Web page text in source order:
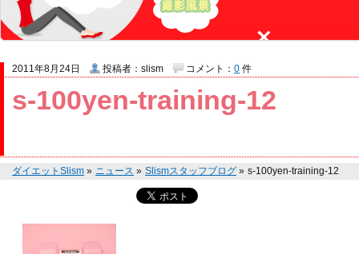
s-100yen-training-12
2011年8月24日 投稿者：slism コメント： 0 件
ダイエットSlism » ニュース » Slismスタッフブログ » s-100yen-training-12